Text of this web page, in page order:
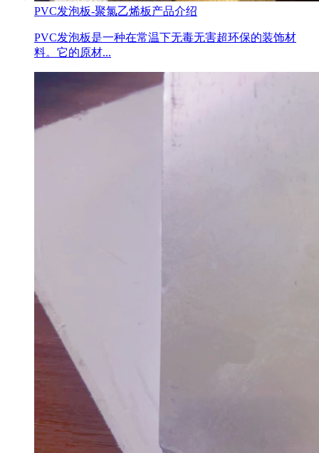
PVC发泡板-聚氯乙烯板产品介绍
PVC发泡板是一种在常温下无毒无害超环保的装饰材
料。它的原材...